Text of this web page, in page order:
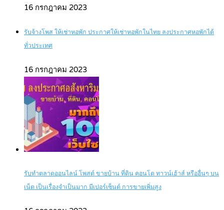
16 กรกฎาคม 2023
รับจ้างโพส ให้เช่าหอพัก ประกาศให้เช่าหอพักในไทย ลงประกาศหอพักได้
ทั่วประเทศ
16 กรกฎาคม 2023
รับทำตลาดออนไลน์ โพสต์ ขายบ้าน ที่ดิน คอนโด ทาวน์เฮ้าส์ หรืออื่นๆ บน
เน็ต เป็นเรื่องจำเป็นมาก มีเปอร์เซ็นต์ การขายเพิ่มสูง